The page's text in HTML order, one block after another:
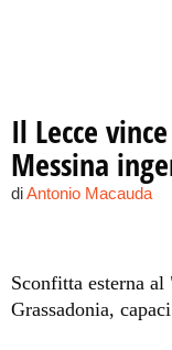
Il Lecce
Messina
diAntonio Macauda
Sconfitta esterna
Grassadonia,